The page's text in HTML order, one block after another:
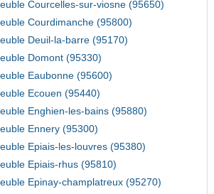
Courcelles-sur-viosne (95650)
Courdimanche (95800)
Deuil-la-barre (95170)
Domont (95330)
Eaubonne (95600)
Ecouen (95440)
Enghien-les-bains (95880)
Ennery (95300)
Epiais-les-louvres (95380)
Epiais-rhus (95810)
Epinay-champlatreux (95270)